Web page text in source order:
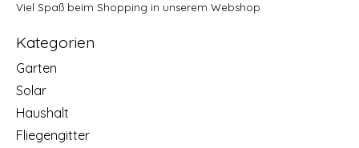
Viel Spaß beim Shopping in unserem Webshop
Kategorien
Garten
Solar
Haushalt
Fliegengitter